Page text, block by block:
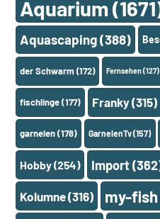
Aquarium
Aquascaping(388)
der Schwarm(172) Fernsehen(127)
fischlinge(177) Franky(315)
garnelen(178) GarnelenTv(157)
Hobby(254) Import
Kolumne(316) my-fish